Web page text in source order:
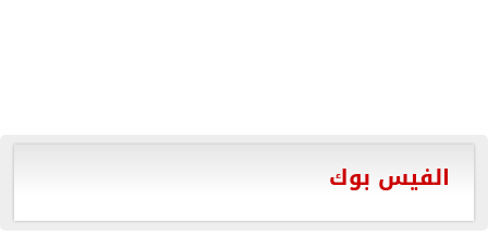
الفيس بوك